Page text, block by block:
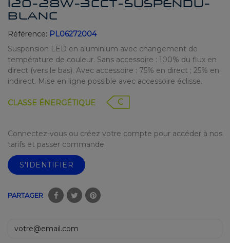
120-28W-3CCT-SUSPENDU-
BLANC
Référence: PL06272004
Suspension LED en aluminium avec changement de
température de couleur. Sans accessoire : 100% du flux en
direct (vers le bas). Avec accessoire : 75% en direct ; 25% en
indirect. Mise en ligne possible avec accessoire éclisse.
CLASSE ÉNERGÉTIQUE C
Connectez-vous ou créez votre compte pour accéder à nos
tarifs et passer commande.
S'IDENTIFIER
PARTAGER